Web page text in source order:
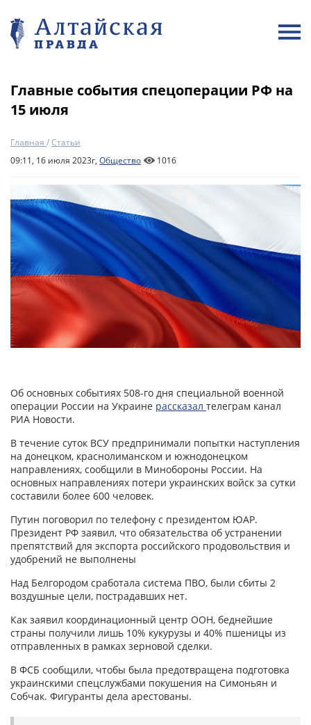
Главные события спецоперации РФ на
15 июля
Главная /Статьи
09:11, 16 июля 2023г, Общество 1016
Об основных событиях 508-го дня специальной военной
операции России на Украине рассказал телеграм канал
РИА Новости.
В течение суток ВСУ предпринимали попытки наступления
на донецком, краснолиманском и южнодонецком
направлениях, сообщили в Минобороны России. На
основных направлениях потери украинских войск за сутки
составили более 600 человек.
Путин поговорил по телефону с президентом ЮАР.
Президент РФ заявил, что обязательства об устранении
препятствий для экспорта российского продовольствия и
удобрений не выполнены
Над Белгородом сработала система ПВО, были сбиты 2
воздушные цели, пострадавших нет.
Как заявил координационный центр ООН, беднейшие
страны получили лишь 10% кукурузы и 40% пшеницы из
отправленных в рамках зерновой сделки.
В ФСБ сообщили, чтобы была предотвращена подготовка
украинскими спецслужбами покушения на Симоньян и
Собчак. Фигуранты дела арестованы.